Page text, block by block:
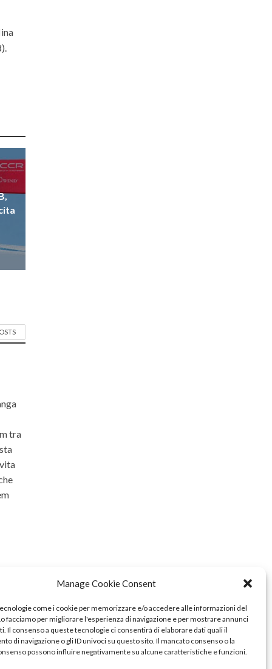
Manage Cookie Consent
come i cookie per memorizzare e/o accedere alle informazioni del
facciamo per migliorare l'esperienza di navigazione e per mostrare annunci
Il consenso a queste tecnologie ci consentirà di elaborare dati quali il
di navigazione o gli ID univoci su questo sito. Il mancato consenso o la
possono influire negativamente su alcune caratteristiche e funzioni.
tra